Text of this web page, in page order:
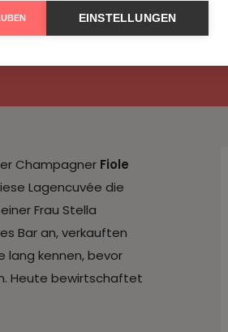
extra brut
Champagner Fiole
Lagencuvée die
Frau Stella
Bar an, verkauften
lang kennen, bevor
Heute bewirtschaftet
EINSTELLUNGEN